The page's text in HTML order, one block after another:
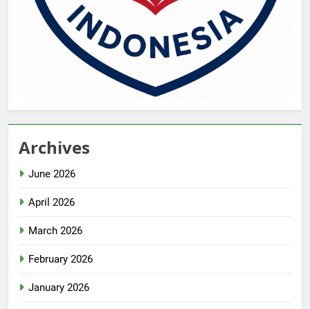
Archives
June 2026
April 2026
March 2026
February 2026
January 2026